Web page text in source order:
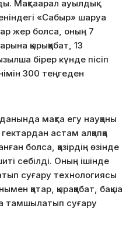
Мақтаарал ауылдық
«Сабыр» шаруа
жер болса, оның 7
қырыққабат, 13
бірер күнде пісіп
300 теңгеден
мақта егу науқаны
астам алқапқа
болса, қазірдің өзінде
себілді. Оның ішінде
суғару технологиясы
қатар, қыраққабат, бақша
тамшылатып суғару